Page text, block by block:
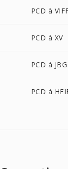
PCD à
PCD à XV
PCD à JBG
PCD à